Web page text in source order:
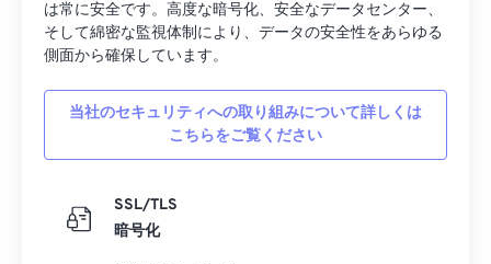
は常に安全です。高度な暗号化、安全なデータセンター、
そして綿密な監視体制により、データの安全性をあらゆる
側面から確保しています。
当社のセキュリティへの取り組みについて詳しくは
こちらをご覧ください
SSL/TLS
暗号化